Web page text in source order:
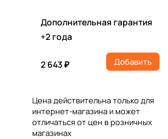
Дополнительная гарантия
+2 года
2 643 ₽ Добавить
Цена действительна только для
интернет-магазина и может
отличаться от цен в розничных
магазинах